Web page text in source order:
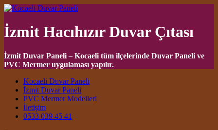
İzmit Hacıhızır Duvar Çıtası
İzmit Duvar Paneli – Kocaeli tüm ilçelerinde Duvar Paneli ve
PVC Mermer uygulaması yapılır.
Main Navigation
Kocaeli Duvar Paneli
İzmit Duvar Paneli
PVC Mermer Modelleri
İletişim
0533 039 45 41